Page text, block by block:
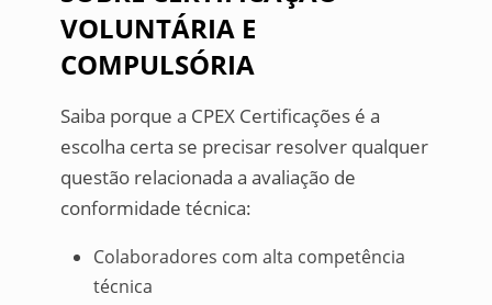
VOLUNTÁRIA E
COMPULSÓRIA
Saiba porque a CPEX Certificações é a
escolha certa se precisar resolver qualquer
questão relacionada a avaliação de
conformidade técnica:
Colaboradores com alta competência
técnica